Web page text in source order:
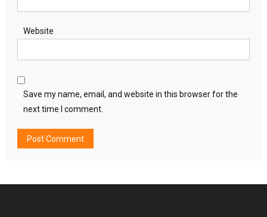
Website
Save my name, email, and website in this browser for the
next time I comment.